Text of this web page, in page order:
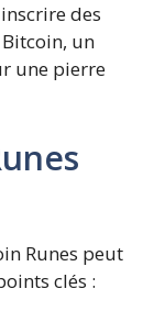
des
un
une pierre
Runes peut
clés :